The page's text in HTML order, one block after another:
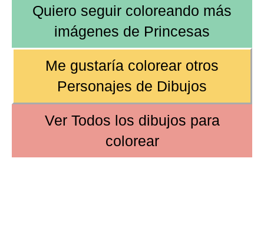
Quiero seguir coloreando más
imágenes de Princesas
Me gustaría colorear otros
Personajes de Dibujos
Ver Todos los dibujos para
colorear